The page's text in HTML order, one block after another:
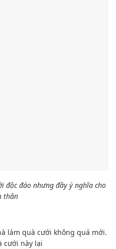
độc đáo nhưng đầy ý nghĩa cho
thân
làm quà cưới không quá mới.
cưới này lại